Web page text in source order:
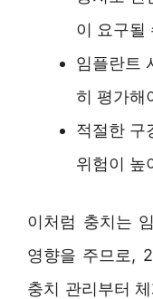
이 요구될
임플란트
히 평가해
적절한 구
위험이 높
이처럼 충치는
영향을 주므로,
충치 관리부터